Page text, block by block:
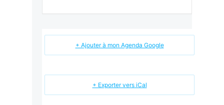
+ Ajouter à mon Agenda Google
+ Exporter vers iCal